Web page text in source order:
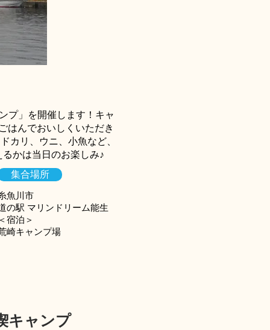
プ」を開催します！キャ
はんでおいしくいただき
カリ、ウニ、小魚など、
かは当日のお楽しみ♪
集合場所
魚川市
の駅 マリンドリーム能生
宿泊＞
崎キャンプ場
キャンプ